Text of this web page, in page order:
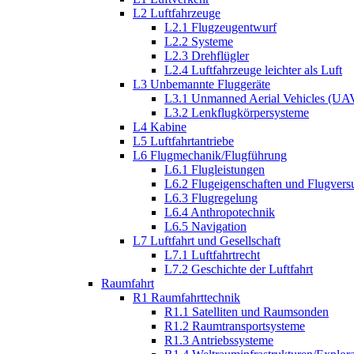
L2 Luftfahrzeuge
L2.1 Flugzeugentwurf
L2.2 Systeme
L2.3 Drehflügler
L2.4 Luftfahrzeuge leichter als Luft
L3 Unbemannte Fluggeräte
L3.1 Unmanned Aerial Vehicles
L3.2 Lenkflugkörpersysteme
L4 Kabine
L5 Luftfahrtantriebe
L6 Flugmechanik/Flugführung
L6.1 Flugleistungen
L6.2 Flugeigenschaften und
L6.3 Flugregelung
L6.4 Anthropotechnik
L6.5 Navigation
L7 Luftfahrt und Gesellschaft
L7.1 Luftfahrtrecht
L7.2 Geschichte der Luftfahrt
Raumfahrt
R1 Raumfahrttechnik
R1.1 Satelliten und Raumsonden
R1.2 Raumtransportsysteme
R1.3 Antriebssysteme